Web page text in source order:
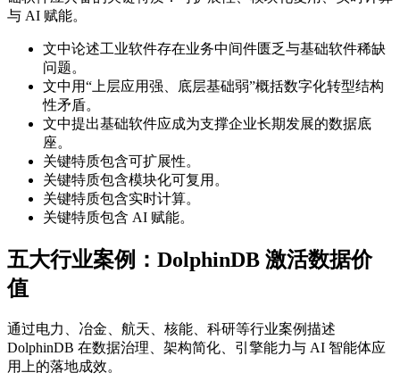
与 AI 赋能。
文中论述工业软件存在业务中间件匮乏与基础软件稀缺
问题。
文中用“上层应用强、底层基础弱”概括数字化转型结构
性矛盾。
文中提出基础软件应成为支撑企业长期发展的数据底
座。
关键特质包含可扩展性。
关键特质包含模块化可复用。
关键特质包含实时计算。
关键特质包含 AI 赋能。
五大行业案例：DolphinDB 激活数据价
值
通过电力、冶金、航天、核能、科研等行业案例描述
DolphinDB 在数据治理、架构简化、引擎能力与 AI 智能体应
用上的落地成效。